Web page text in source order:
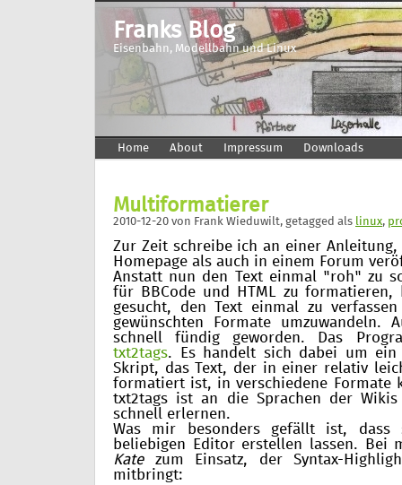
Franks Blog
Eisenbahn, Modellbahn und Linux
Home About Impressum Downloads
Multiformatierer
2010-12-20 von Frank Wieduwilt, getagged als linux,
Zur Zeit schreibe ich an einer
Homepage als auch in einem Forum
Anstatt nun den Text einmal "roh" zu
für BBCode und HTML zu
gesucht, den Text einmal zu
gewünschten Formate umzuwandeln.
schnell fündig geworden. Das
txt2tags. Es handelt sich dabei um ein
Skript, das Text, der in einer relativ
formatiert ist, in verschiedene Formate
txt2tags ist an die Sprachen der
schnell erlernen.
Was mir besonders gefällt ist,
beliebigen Editor erstellen lassen. Bei
Katezum Einsatz, der Syntax-
mitbringt: